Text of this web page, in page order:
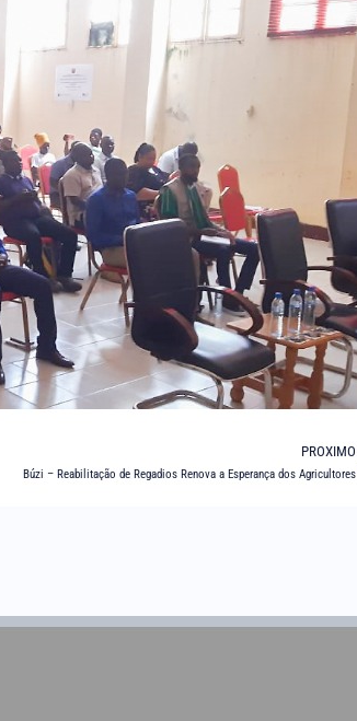
PROXIMO
Búzi – Reabilitação de Regadios Renova a Esperança dos Agricultores